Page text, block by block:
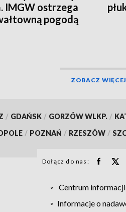
IMGW ostrzega
pogodą
ZOBACZ WIĘCEJ
/ GDAŃSK / GORZÓW WLKP. /
/ POZNAŃ / RZESZÓW /
Dołącz do nas:
Centrum
Informacje o